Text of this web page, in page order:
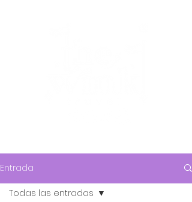
Entrada
Todas las entradas